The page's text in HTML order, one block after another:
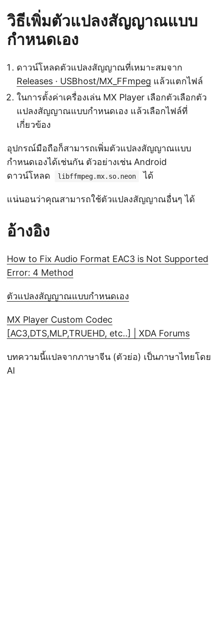
วิธีเพิ่มตัวแปลงสัญญาณแบบ
กำหนดเอง
ดาวน์โหลดตัวแปลงสัญญาณที่เหมาะสมจาก
Releases · USBhost/MX_FFmpeg แล้วแตกไฟล์
ในการตั้งค่าเครื่องเล่น MX Player เลือกตัวเลือกตัว
แปลงสัญญาณแบบกำหนดเอง แล้วเลือกไฟล์ที่
เกี่ยวข้อง
อุปกรณ์มือถือก็สามารถเพิ่มตัวแปลงสัญญาณแบบ
กำหนดเองได้เช่นกัน ตัวอย่างเช่น Android
ดาวน์โหลด
libffmpeg.mx.so.neon ได้
แน่นอนว่าคุณสามารถใช้ตัวแปลงสัญญาณอื่นๆ ได้
อ้างอิง
How to Fix Audio Format EAC3 is Not Supported
Error: 4 Method
ตัวแปลงสัญญาณแบบกำหนดเอง
MX Player Custom Codec
[AC3,DTS,MLP,TRUEHD, etc..] | XDA Forums
บทความนี้แปลจากภาษาจีน (ตัวย่อ) เป็นภาษาไทยโดย
AI